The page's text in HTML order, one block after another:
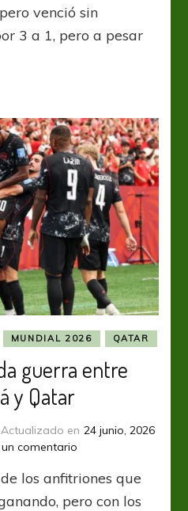
victoria
amarga
venció sin
3 a 1, pero a pesar
MUNDIAL 2026 QATAR
guerra entre
y Qatar
Actualizado en 24 junio, 2026
comentarioen
tremenda
guerra
los anfitriones que
pero con los